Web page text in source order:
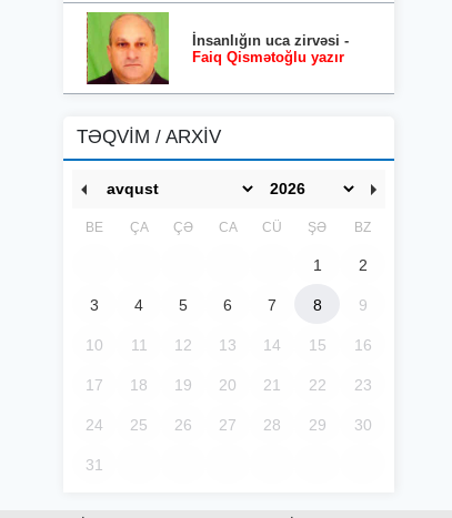
İnsanlığın uca zirvəsi -
Faiq Qismətoğlu yazır
TƏQVİM / ARXİV
BE ÇA ÇƏ CA CÜ ŞƏ BZ
1 2
3 4 5 6 7 8 9
10 11 12 13 14 15 16
17 18 19 20 21 22 23
24 25 26 27 28 29 30
31